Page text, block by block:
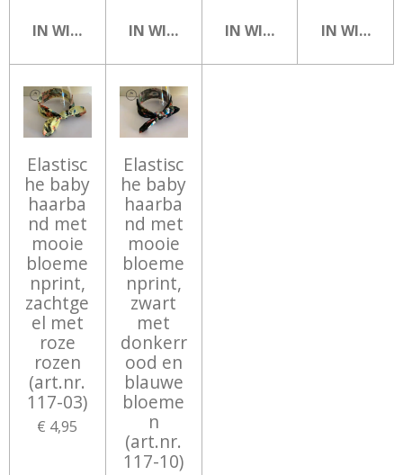
IN WINKELWAGENIN WINKELWAGENIN WINKELWAGEN
IN
Elastisc
he baby
haarba
nd met
mooie
bloeme
nprint,
zachtge
el met
roze
rozen
(art.nr.
117-03)
€ 4,95
Elastisc
he baby
haarba
nd met
mooie
bloeme
nprint,
zwart
met
donkerr
ood en
blauwe
bloeme
n
(art.nr.
117-10)